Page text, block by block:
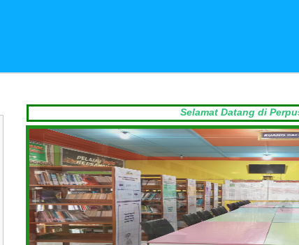
Selamat Datang di Perpustakaan